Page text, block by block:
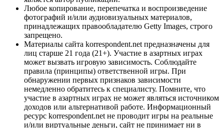
Любое копирование, перепечатка и воспроизведение
фотографий и/или аудиовизуальных материалов,
принадлежащих правообладателю Getty Images, строго
запрещено.
Материалы сайта korrespondent.net предназначены для
лиц старше 21 года (21+). Участие в азартных играх
может вызвать игровую зависимость. Соблюдайте
правила (принципы) ответственной игры. При
обнаружении первых признаков зависимости
немедленно обратитесь к специалисту. Помните, что
участие в азартных играх не может являться источником
доходов или альтернативой работе. Информационный
ресурс korrespondent.net не проводит игры на реальные
и/или виртуальные деньги, сайт не принимает ни в